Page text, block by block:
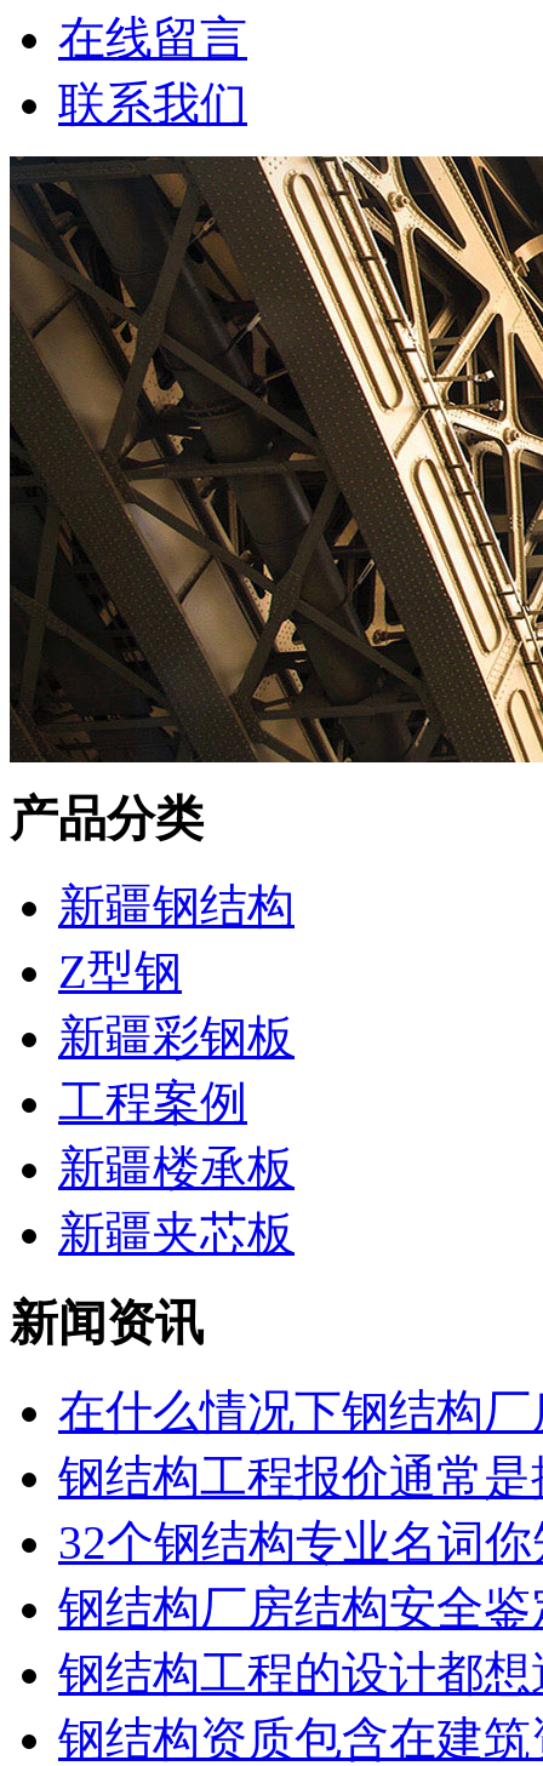
在线留言
联系我们
产品分类
新疆钢结构
Z型钢
新疆彩钢板
工程案例
新疆楼承板
新疆夹芯板
新闻资讯
在什么情况下钢结构厂
钢结构工程报价通常是
32个钢结构专业名词
钢结构厂房结构安全
钢结构工程的设计都想
钢结构资质包含在建筑